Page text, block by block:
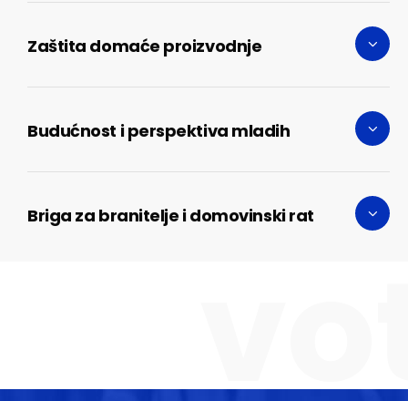
Zaštita domaće proizvodnje
Budućnost i perspektiva mladih
Briga za branitelje i domovinski rat